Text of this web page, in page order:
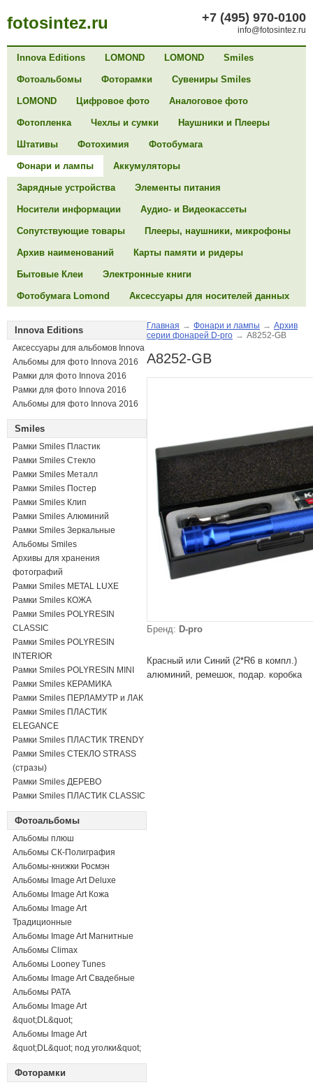
fotosintez.ru +7 (495) 970-0100
info@fotosintez.ru
Innova Editions LOMOND LOMOND Smiles
Фотоальбомы Фоторамки Сувениры Smiles
LOMOND Цифровое фото Аналоговое фото
Фотопленка Чехлы и сумки Наушники и Плееры
Штативы Фотохимия Фотобумага
Фонари и лампы Аккумуляторы
Зарядные устройства Элементы питания
Носители информации Аудио- и Видеокассеты
Сопутствующие товары Плееры, наушники, микрофоны
Архив наименований Карты памяти и ридеры
Бытовые Клеи Электронные книги
Фотобумага Lomond Аксессуары для носителей данных
Innova Editions
Аксессуары для альбомов Innova
Альбомы для фото Innova 2016
Рамки для фото Innova 2016
Рамки для фото Innova 2016
Альбомы для фото Innova 2016
Smiles
Рамки Smiles Пластик
Рамки Smiles Стекло
Рамки Smiles Металл
Рамки Smiles Постер
Рамки Smiles Клип
Рамки Smiles Алюминий
Рамки Smiles Зеркальные
Альбомы Smiles
Архивы для хранения
фотографий
Рамки Smiles METAL LUXE
Рамки Smiles КОЖА
Рамки Smiles POLYRESIN
CLASSIC
Рамки Smiles POLYRESIN
INTERIOR
Рамки Smiles POLYRESIN MINI
Рамки Smiles КЕРАМИКА
Рамки Smiles ПЕРЛАМУТР и ЛАК
Рамки Smiles ПЛАСТИК
ELEGANCE
Рамки Smiles ПЛАСТИК TRENDY
Рамки Smiles СТЕКЛО STRASS
(стразы)
Рамки Smiles ДЕРЕВО
Рамки Smiles ПЛАСТИК CLASSIC
Фотоальбомы
Альбомы плюш
Альбомы СК-Полиграфия
Альбомы-книжки Росмэн
Альбомы Image Art Deluxe
Альбомы Image Art Кожа
Альбомы Image Art
Традиционные
Альбомы Image Art Магнитные
Альбомы Climax
Альбомы Looney Tunes
Альбомы Image Art Свадебные
Альбомы PATA
Альбомы Image Art
&quot;DL&quot;
Альбомы Image Art
&quot;DL&quot; под уголки&quot;
Фоторамки
Главная → Фонари и лампы → Архив
серии фонарей D-pro → A8252-GB
A8252-GB
Бренд: D-pro
Красный или Синий (2*R6 в компл.)
алюминий, ремешок, подар. коробка